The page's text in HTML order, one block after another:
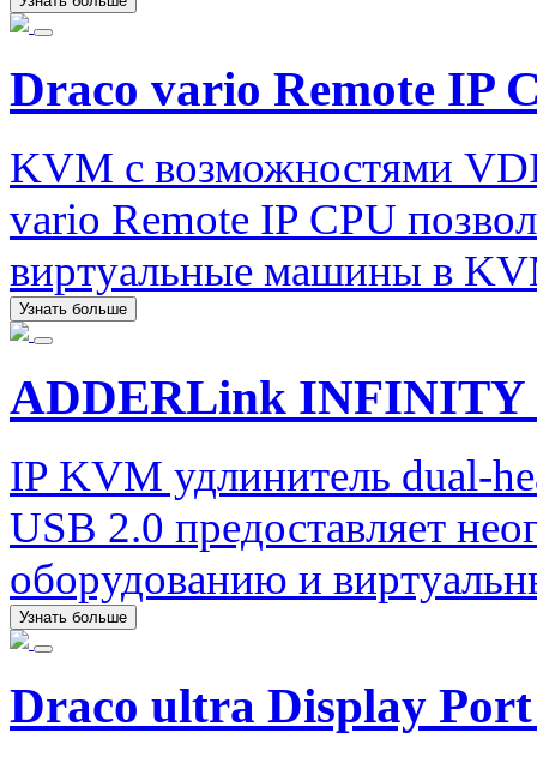
Draco vario Remote IP
KVM с возможностями
vario Remote IP CPU
виртуальные машины в
Узнать больше
ADDERLink INFINITY
IP KVM удлинитель dual-
USB 2.0 предоставляет
оборудованию и
Узнать больше
Draco ultra Display Port